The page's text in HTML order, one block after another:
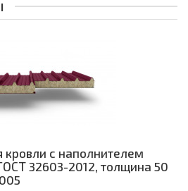
кровли с наполнителем
32603-2012, толщина 50